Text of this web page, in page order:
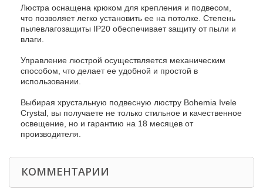
Люстра оснащена крюком для крепления и подвесом,
что позволяет легко установить ее на потолке. Степень
пылевлагозащиты IP20 обеспечивает защиту от пыли и
влаги.
Управление люстрой осуществляется механическим
способом, что делает ее удобной и простой в
использовании.
Выбирая хрустальную подвесную люстру Bohemia Ivele
Crystal, вы получаете не только стильное и качественное
освещение, но и гарантию на 18 месяцев от
производителя.
КОММЕНТАРИИ